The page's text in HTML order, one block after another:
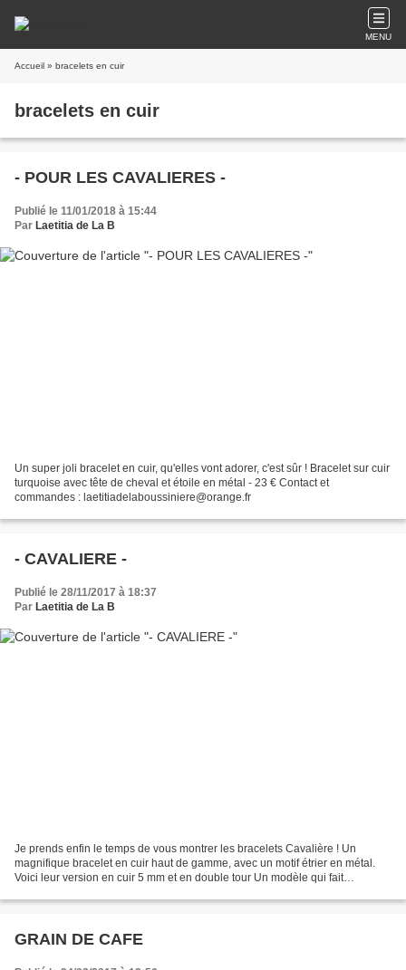
MENU
Accueil » bracelets en cuir
bracelets en cuir
- POUR LES CAVALIERES -
Publié le 11/01/2018 à 15:44
Par Laetitia de La B
Un super joli bracelet en cuir, qu'elles vont adorer, c'est sûr ! Bracelet sur cuir
turquoise avec tête de cheval et étoile en métal - 23 € Contact et
commandes : laetitiadelaboussiniere@orange.fr
- CAVALIERE -
Publié le 28/11/2017 à 18:37
Par Laetitia de La B
Je prends enfin le temps de vous montrer les bracelets Cavalière ! Un
magnifique bracelet en cuir haut de gamme, avec un motif étrier en métal.
Voici leur version en cuir 5 mm et en double tour Un modèle qui fait
GRAIN DE CAFE